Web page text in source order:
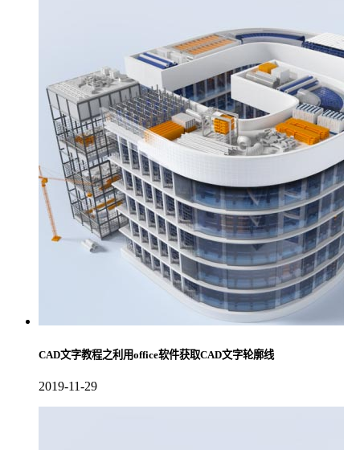
CAD文字教程之利用office软件获取CAD文字轮廓线
2019-11-29